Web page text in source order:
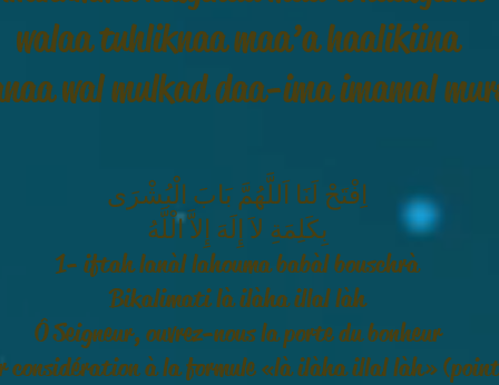
walaa tuhliknaa maa’a haalikiina
wal mulkad daa-ima imamal
اِفْتَحْ لَنَا اَللَّهُمَّ بَابَ الْبُشْرَى
بِكَلِمَةِ لاَ إِلَهَ إِلاَّ الْلَّهُ
1- iftah lanàl lahouma babàl bouschrà
Bikalimati là ilàha illal làh
Ô Seigneur, ouvrez-nous la porte du bonheur
considération à la formule « là ilàha illal làh » (point